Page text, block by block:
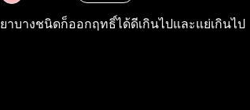
ยาบางชนิดก็ออกฤทธิ์ได้ดีเกินไปและแย่เกินไป